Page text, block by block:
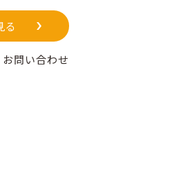
る
お問い合わせ